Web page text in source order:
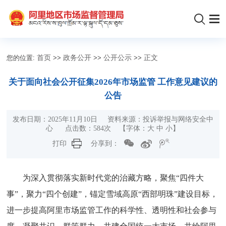
您的位置:首页 >>政务公开 >>公开公示 >> 正文
关于面向社会公开征集2026年市场监管 工作意见建议的
公告
发布日期：2025年11月10日 资料来源：投诉举报与网络安全中
心 点击数： 584次 【字体： 大 中 小 】
打印
分享到：
为深入贯彻落实新时代党的治藏方略，聚焦“四件大
事”，聚力“四个创建”，锚定雪域高原“西部明珠”建设目标，
进一步提高阿里市场监管工作的科学性、透明性和社会参与